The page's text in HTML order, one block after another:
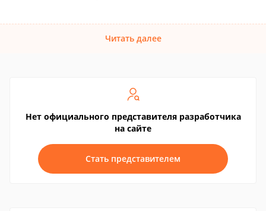
Читать далее
Нет официального представителя разработчика
на сайте
Стать представителем